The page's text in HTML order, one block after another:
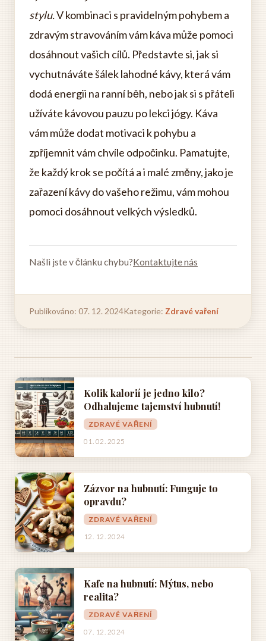
stylu.V kombinaci s pravidelným pohybem a
zdravým stravováním vám káva může pomoci
dosáhnout vašich cílů. Představte si, jak si
vychutnáváte šálek lahodné kávy, která vám
dodá energii na ranní běh, nebo jak si s přáteli
užíváte kávovou pauzu po lekci jógy. Káva
vám může dodat motivaci k pohybu a
zpříjemnit vám chvíle odpočinku. Pamatujte,
že každý krok se počítá a i malé změny, jako je
zařazení kávy do vašeho režimu, vám mohou
pomoci dosáhnout velkých výsledků.
Našli jste v článku chybu?Kontaktujte nás
Publikováno: 07. 12. 2024Kategorie: Zdravé vaření
Kolik kalorií je jedno kilo?
Odhalujeme tajemství hubnutí!
ZDRAVÉ VAŘENÍ
01. 02. 2025
Zázvor na hubnutí: Funguje to
opravdu?
ZDRAVÉ VAŘENÍ
12. 12. 2024
Kafe na hubnutí: Mýtus, nebo
realita?
ZDRAVÉ VAŘENÍ
07. 12. 2024